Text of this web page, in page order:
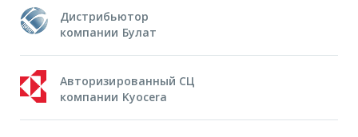
Дистрибьютор
компании Булат
Авторизированный СЦ
компании Kyocera